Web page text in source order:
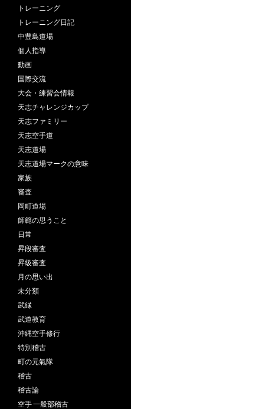
トレーニング
トレーニング日記
中豊島道場
個人指導
動画
国際交流
大会・練習会情報
天志チャレンジカップ
天志ファミリー
天志空手道
天志道場
天志道場マークの意味
家族
審査
岡町道場
師範の思うこと
日常
昇段審査
昇級審査
月の思い出
未分類
武縁
武道教育
沖縄空手修行
特別稽古
町の元氣隊
稽古
稽古論
空手 一般部稽古